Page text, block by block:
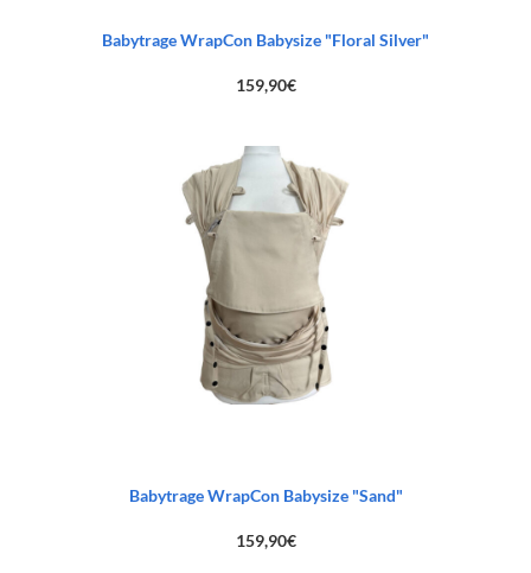
Babytrage WrapCon Babysize "Floral Silver"
159,90€
Babytrage WrapCon Babysize "Sand"
159,90€